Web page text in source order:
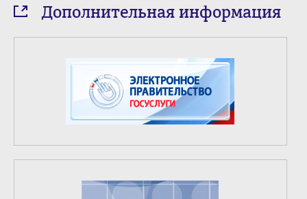
Дополнительная информация